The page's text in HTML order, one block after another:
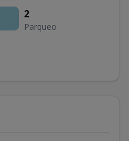
2
Parqueo